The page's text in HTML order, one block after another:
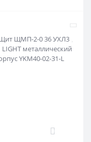
0